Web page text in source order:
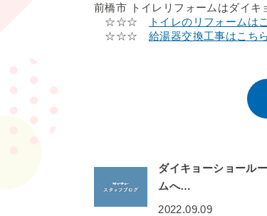
前橋市 トイレリフォームはダイキ
☆☆☆
トイレのリフォームは
☆☆☆ 給湯器交換工事はこち
ダイキョーショールー
ムへ…
2022.09.09